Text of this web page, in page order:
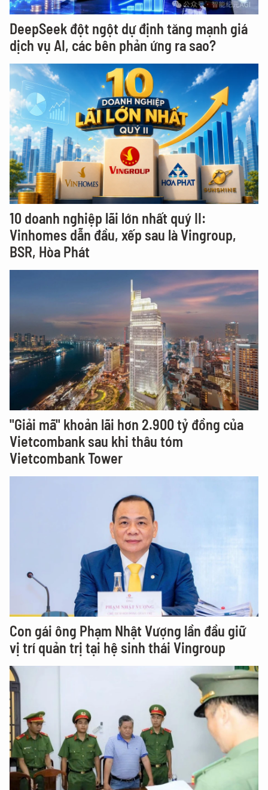
DeepSeek đột ngột dự định tăng mạnh giá
dịch vụ AI, các bên phản ứng ra sao?
10 doanh nghiệp lãi lớn nhất quý II:
Vinhomes dẫn đầu, xếp sau là Vingroup,
BSR, Hòa Phát
"Giải mã" khoản lãi hơn 2.900 tỷ đồng của
Vietcombank sau khi thâu tóm
Vietcombank Tower
Con gái ông Phạm Nhật Vượng lần đầu giữ
vị trí quản trị tại hệ sinh thái Vingroup